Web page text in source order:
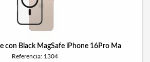
con Black MagSafe iPhone 16Pro Ma
Referencia: 1304